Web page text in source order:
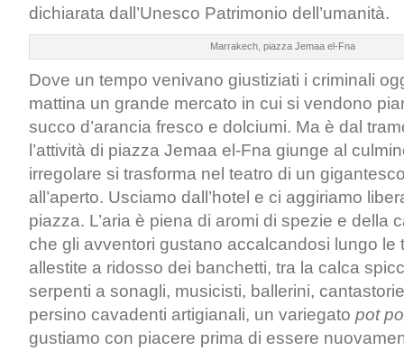
dichiarata dall’Unesco Patrimonio dell’umanità.
Marrakech, piazza Jemaa el-Fna
Dove un tempo venivano giustiziati i criminali
mattina un grande mercato in cui si vendono
succo d’arancia fresco e dolciumi. Ma è dal
l’attività di piazza Jemaa el-Fna giunge al
irregolare si trasforma nel teatro di un
all’aperto. Usciamo dall’hotel e ci aggiriamo
piazza. L’aria è piena di aromi di spezie e della
che gli avventori gustano accalcandosi lungo le
allestite a ridosso dei banchetti, tra la calca
serpenti a sonagli, musicisti, ballerini,
persino cavadenti artigianali, un variegato pot
gustiamo con piacere prima di essere